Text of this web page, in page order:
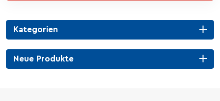
Kategorien
Neue Produkte